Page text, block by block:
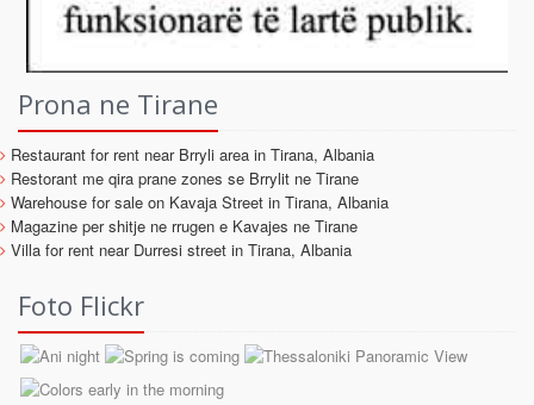
Prona ne Tirane
Restaurant for rent near Brryli area in Tirana, Albania
Restorant me qira prane zones se Brrylit ne Tirane
Warehouse for sale on Kavaja Street in Tirana, Albania
Magazine per shitje ne rrugen e Kavajes ne Tirane
Villa for rent near Durresi street in Tirana, Albania
Foto Flickr